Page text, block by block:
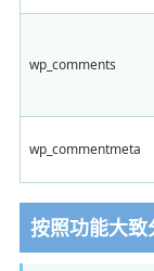
wp_comments
wp_commentmeta
按照功能大致